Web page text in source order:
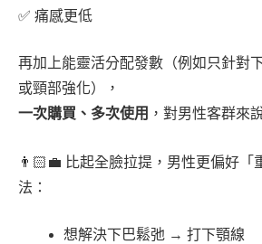
✅ 痛感更低
再加上能靈活分配發數（例如只針對
或頸部強化），
一次購買、多次使用 ，對男性客群來
👨🏻‍💼 比起全臉拉提，男性更偏好「
法：
想解決下巴鬆弛 → 打下顎線